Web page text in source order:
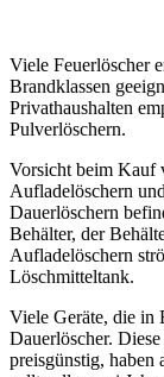
Viele Feuerlöscher
Brandklassen
Privathaushalten
Pulverlöschern.
Vorsicht beim Kauf
Aufladelöschern
Dauerlöschern
Behälter, der
Aufladelöschern
Löschmitteltank.
Viele Geräte, die in
Dauerlöscher.
preisgünstig, haben